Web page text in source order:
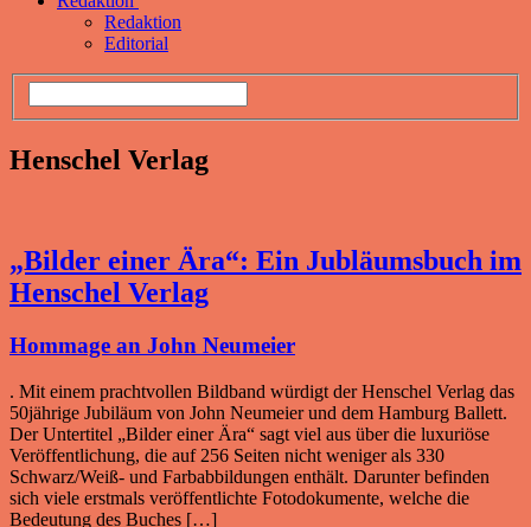
Redaktion
Editorial
Henschel Verlag
„Bilder einer Ära“: Ein Jubläumsbuch im
Henschel Verlag
Hommage an John Neumeier
. Mit einem prachtvollen Bildband würdigt der Henschel Verlag das
50jährige Jubiläum von John Neumeier und dem Hamburg Ballett.
Der Untertitel „Bilder einer Ära“ sagt viel aus über die luxuriöse
Veröffentlichung, die auf 256 Seiten nicht weniger als 330
Schwarz/Weiß- und Farbabbildungen enthält. Darunter befinden
sich viele erstmals veröffentlichte Fotodokumente, welche die
Bedeutung des Buches […]